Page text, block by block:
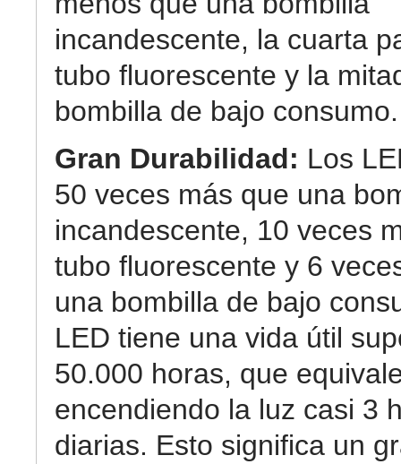
incandescente, la cuarta
tubo fluorescente y la
bombilla de bajo consumo.
Gran Durabilidad: Los
50 veces más que una
incandescente, 10 veces
tubo fluorescente y 6
una bombilla de bajo
LED tiene una vida útil
50.000 horas, que
encendiendo la luz casi 3
diarias. Esto significa un